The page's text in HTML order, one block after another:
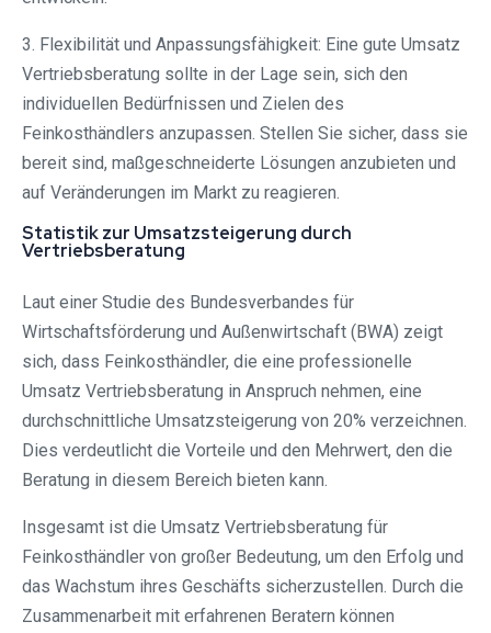
3. Flexibilität und Anpassungsfähigkeit: Eine gute Umsatz
Vertriebsberatung sollte in der Lage sein, sich den
individuellen Bedürfnissen und Zielen des
Feinkosthändlers anzupassen. Stellen Sie sicher, dass sie
bereit sind, maßgeschneiderte Lösungen anzubieten und
auf Veränderungen im Markt zu reagieren.
Statistik zur Umsatzsteigerung durch
Vertriebsberatung
Laut einer Studie des Bundesverbandes für
Wirtschaftsförderung und Außenwirtschaft (BWA) zeigt
sich, dass Feinkosthändler, die eine professionelle
Umsatz Vertriebsberatung in Anspruch nehmen, eine
durchschnittliche Umsatzsteigerung von 20% verzeichnen.
Dies verdeutlicht die Vorteile und den Mehrwert, den die
Beratung in diesem Bereich bieten kann.
Insgesamt ist die Umsatz Vertriebsberatung für
Feinkosthändler von großer Bedeutung, um den Erfolg und
das Wachstum ihres Geschäfts sicherzustellen. Durch die
Zusammenarbeit mit erfahrenen Beratern können